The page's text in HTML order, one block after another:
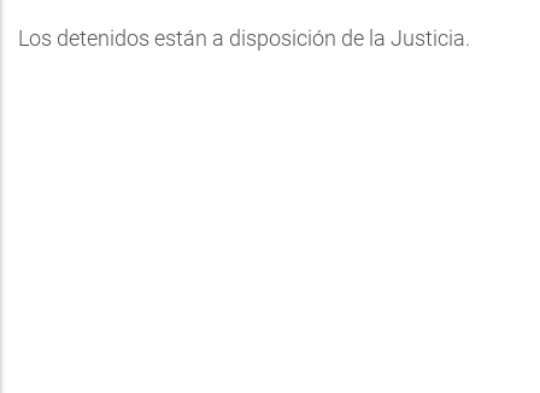
Los detenidos están a disposición de la Justicia.